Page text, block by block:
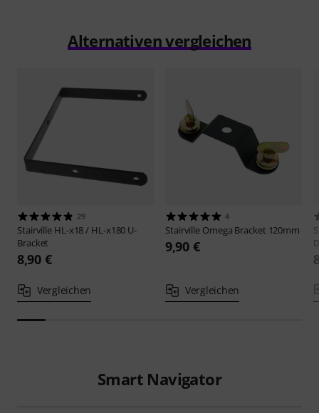
Alternativen vergleichen
29
Stairville HL-x18 / HL-x180 U-
Bracket
8,90 €
Vergleichen
4
Stairville Omega Bracket 120mm
9,90 €
Vergleichen
Smart Navigator